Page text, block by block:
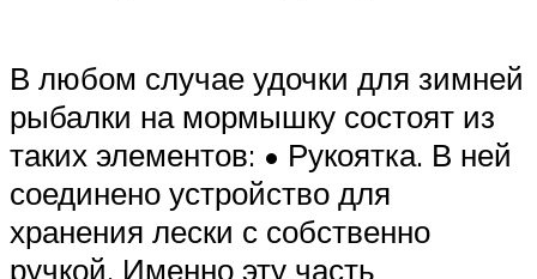
В любом случае удочки для зимней
рыбалки на мормышку состоят из
таких элементов: • Рукоятка. В ней
соединено устройство для
хранения лески с собственно
ручкой. Именно эту часть